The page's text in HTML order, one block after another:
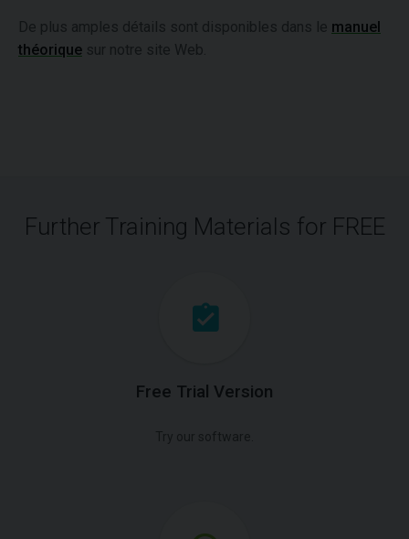
De plus amples détails sont disponibles dans le manuel
théorique sur notre site Web.
Further Training Materials for FREE
Free Trial Version